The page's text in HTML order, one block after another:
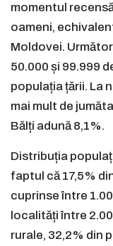
momentul
oameni,
Moldovei.
50.000 și 99.999
populația țării. La
mai mult de
Bălți adună 8,1%.
Distribuția
faptul că 17,5%
cuprinse între
localități între
rurale, 32,2% din